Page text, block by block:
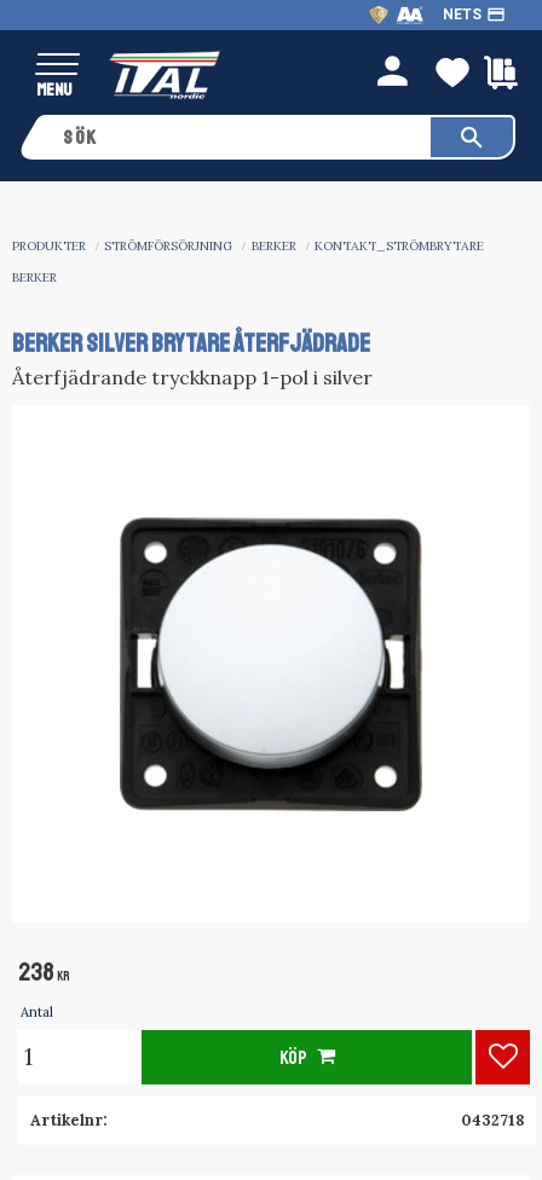
Meny
NETS payment
person
PRODUKTER STRÖMFÖRSÖRJNING BERKER
KONTAKT_STRÖMBRYTARE
BERKER
BERKER SILVER BRYTARE ÅTERFJÄDRADE
Återfjädrande tryckknapp 1-pol i silver
238 KR
Antal
KÖP
Artikelnr 0432718